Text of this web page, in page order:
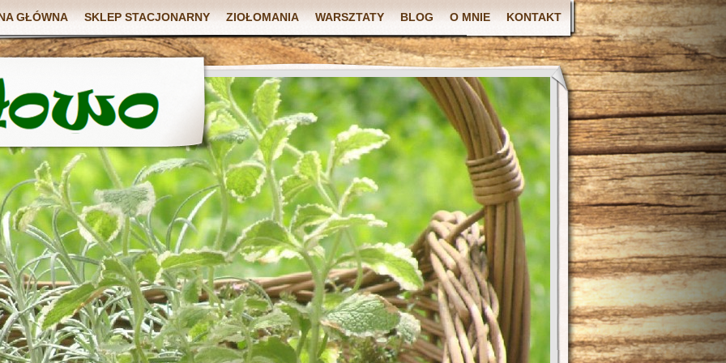
GŁÓWNA SKLEP STACJONARNY ZIOŁOMANIA WARSZTATY BLOG O MNIE KONTAKT